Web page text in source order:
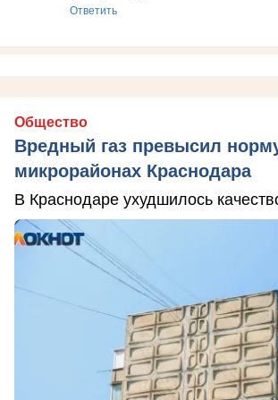
Ответить
Общество
Вредный газ превысил
микрорайонах Краснодара
В Краснодаре ухудшилось